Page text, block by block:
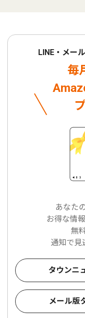
LINE・メー
毎
あなた
お得な情
無
通知で見
タウンニ
メール版